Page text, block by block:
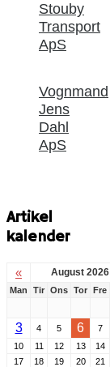
Stouby
Transport
ApS
Vognmand
Jens
Dahl
ApS
Artikel
kalender
« August 2026
Man Tir Ons Tor Fre
3
4 5 6 7
10
11 12 13 14
17
18 19 20 21